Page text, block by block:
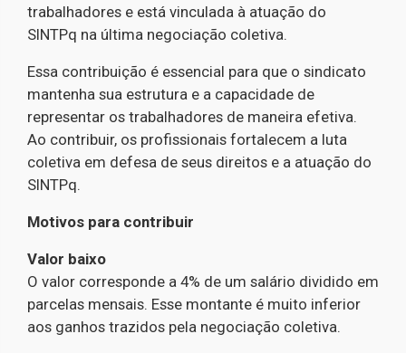
trabalhadores e está vinculada à atuação do
SINTPq na última negociação coletiva.
Essa contribuição é essencial para que o sindicato
mantenha sua estrutura e a capacidade de
representar os trabalhadores de maneira efetiva.
Ao contribuir, os profissionais fortalecem a luta
coletiva em defesa de seus direitos e a atuação do
SINTPq.
Motivos para contribuir
Valor baixo
O valor corresponde a 4% de um salário dividido em
parcelas mensais. Esse montante é muito inferior
aos ganhos trazidos pela negociação coletiva.